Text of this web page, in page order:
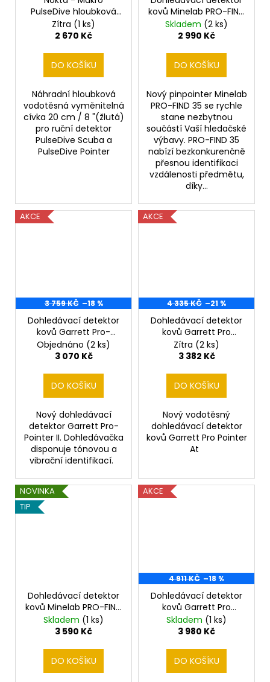
PulseDive hloubková
vodotěsná cívka 20
cm / 8 "(žlutá)
Zítra (1 ks)
2 670 Kč
DO KOŠÍKU
Náhradní hloubková
vodotěsná vyměnitelná
cívka 20 cm / 8 "(žlutá)
pro ruční detektor
PulseDive Scuba a
PulseDive Pointer
kovů Minelab PRO-FIND
35
Skladem (2 ks)
2 990 Kč
DO KOŠÍKU
Nový pinpointer Minelab
PRO-FIND 35 se rychle
stane nezbytnou
součástí Vaší hledačské
výbavy. PRO-FIND 35
nabízí bezkonkurenčně
přesnou identifikaci
vzdálenosti předmětu,
díky...
AKCE
3 759 KČ –18 %
Dohledávací detektor
kovů Garrett Pro-
Pointer II
Objednáno (2 ks)
3 070 Kč
DO KOŠÍKU
Nový dohledávací
detektor Garrett Pro-
Pointer II. Dohledávačka
disponuje tónovou a
vibrační identifikací.
AKCE
4 335 KČ –21 %
Dohledávací detektor
kovů Garrett Pro
Pointer AT
Zítra (2 ks)
3 382 Kč
DO KOŠÍKU
Nový vodotěsný
dohledávací detektor
kovů Garrett Pro Pointer
At
NOVINKA
TIP
Dohledávací detektor
kovů Minelab PRO-FIND
40
Skladem (1 ks)
3 590 Kč
DO KOŠÍKU
AKCE
4 911 KČ –18 %
Dohledávací detektor
kovů Garrett Pro
Pointer AT Z-Lynk
Skladem (1 ks)
3 980 Kč
DO KOŠÍKU